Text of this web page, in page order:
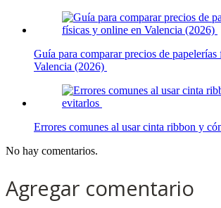
Guía para comparar precios de
Valencia (2026)
Errores comunes al usar cinta ribbon y
No hay comentarios.
Agregar comentario